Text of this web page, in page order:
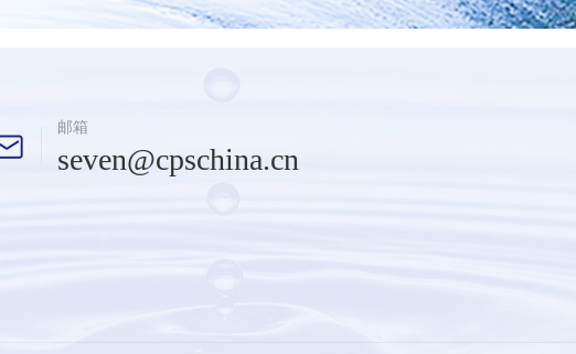
邮箱
seven@cpschina.cn